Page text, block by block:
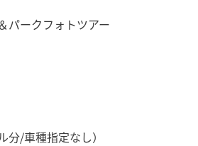
パークフォトツアー
/車種指定なし）